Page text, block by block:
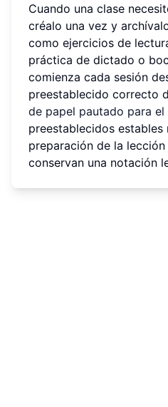
Cuando una clase
créalo una vez y
como ejercicios de
práctica de dictado o
comienza cada sesión
preestablecido correcto
de papel pautado para el
preestablecidos estables
preparación de la
conservan una notación